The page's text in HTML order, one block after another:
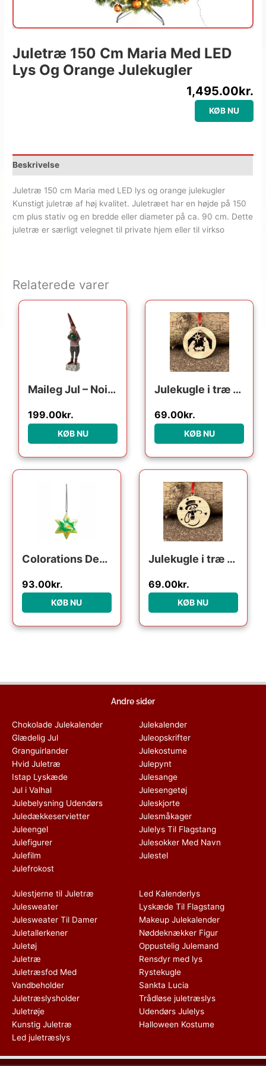
Juletræ 150 Cm Maria Med LED
Lys Og Orange Julekugler
1,495.00kr.
KØB NU
Beskrivelse
Juletræ 150 cm Maria med LED lys og orange julekugler
Kunstigt juletræ af høj kvalitet. Juletræet har en højde på 150
cm plus stativ og en bredde eller diameter på ca. 90 cm. Dette
juletræ er særligt velegnet til private hjem eller til virkso
Relaterede varer
Maileg Jul – Noilly NoÃ«l no. 32 : Erling Christensen Møbler
199.00kr.
KØB NU
Julekugle i træ – Krybespil
69.00kr.
KØB NU
Colorations Decorate your own Christmas Star Pendant Set of 12 pieces
93.00kr.
KØB NU
Julekugle i træ – Snemand
69.00kr.
KØB NU
Andre sider
Chokolade Julekalender
Glædelig Jul
Granguirlander
Hvid Juletræ
Istap Lyskæde
Jul i Valhal
Julebelysning Udendørs
Juledækkeservietter
Juleengel
Julefigurer
Julefilm
Julefrokost
Julekalender
Juleopskrifter
Julekostume
Julepynt
Julesange
Julesengetøj
Juleskjorte
Julesmåkager
Julelys Til Flagstang
Julesokker Med Navn
Julestel
Julestjerne til Juletræ
Julesweater
Julesweater Til Damer
Juletallerkener
Juletøj
Juletræ
Juletræsfod Med
Vandbeholder
Juletræslysholder
Juletrøje
Kunstig Juletræ
Led juletræslys
Led Kalenderlys
Lyskæde Til Flagstang
Makeup Julekalender
Nøddeknækker Figur
Oppustelig Julemand
Rensdyr med lys
Rystekugle
Sankta Lucia
Trådløse juletræslys
Udendørs Julelys
Halloween Kostume